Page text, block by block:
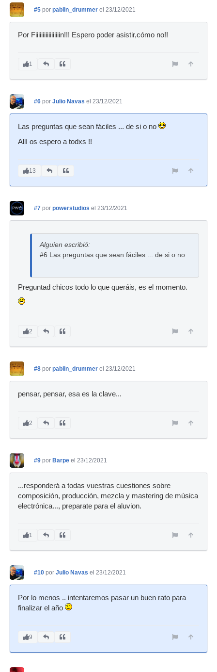
#5 por pablin_drummer el 23/12/2021
Por Fiiiiiiiiiiiiiiiiin!!! Espero poder asistir,cómo no!!
1
#6 por Julio Navas el 23/12/2021
Las preguntas que sean fáciles ... de si o no
Allí os espero a todxs !!
13
#7 por powerstudios el 23/12/2021
Alguien escribió:
#6 Las preguntas que sean fáciles ... de si o no
Preguntad chicos todo lo que queráis, es el momento.
2
#8 por pablin_drummer el 23/12/2021
pensar, pensar, esa es la clave...
2
#9 por Barpe el 23/12/2021
...responderá a todas vuestras cuestiones sobre
composición, producción, mezcla y mastering de música
electrónica..., preparate para el aluvion.
1
#10 por Julio Navas el 23/12/2021
Por lo menos .. intentaremos pasar un buen rato para
finalizar el año
9